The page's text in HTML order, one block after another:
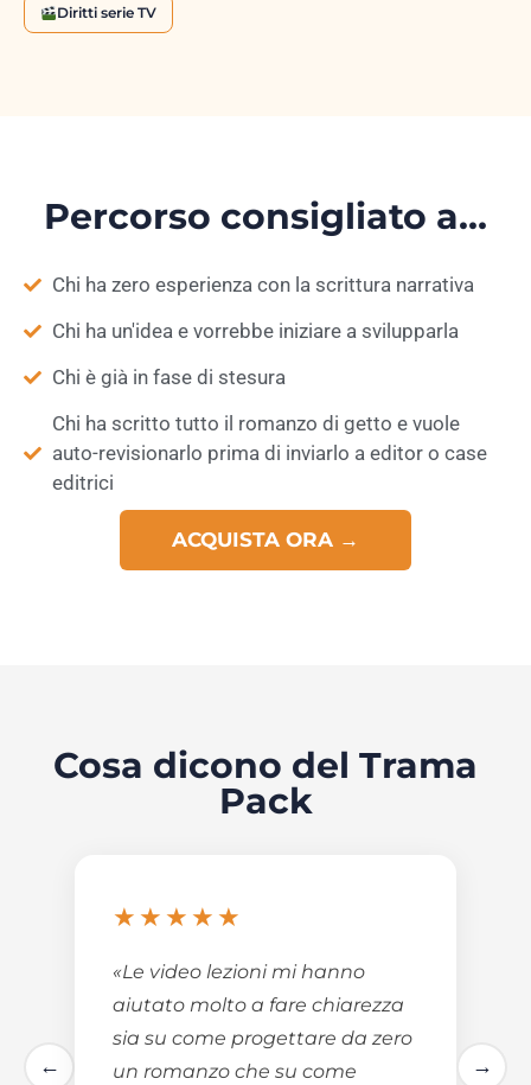
Diritti serie TV
Percorso consigliato a…
Chi ha zero esperienza con la scrittura narrativa
Chi ha un'idea e vorrebbe iniziare a svilupparla
Chi è già in fase di stesura
Chi ha scritto tutto il romanzo di getto e vuole
auto-revisionarlo prima di inviarlo a editor o case
editrici
ACQUISTA ORA →
Cosa dicono del Trama
Pack
←
★★★★★
«Le video lezioni mi hanno
aiutato molto a fare chiarezza
sia su come progettare da zero
un romanzo che su come
→